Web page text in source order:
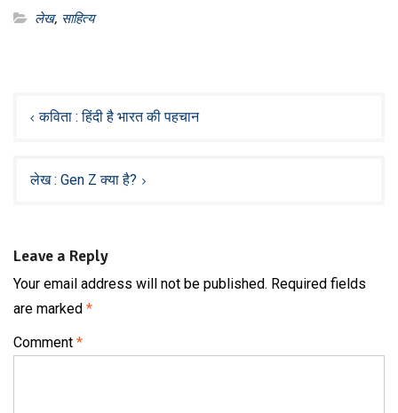
लेख, साहित्य
navigation
कविता : हिंदी है भारत की पहचान
लेख : Gen Z क्या है?
Leave a Reply
Your email address will not be published. Required fields
are marked *
Comment *